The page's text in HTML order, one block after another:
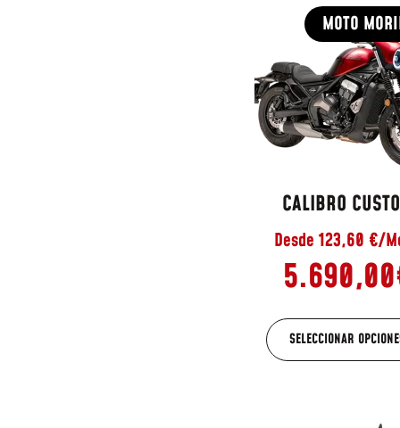
MOTO
CALIBRO
Desde 123,60 €/
5.690,00
SELECCIONAR